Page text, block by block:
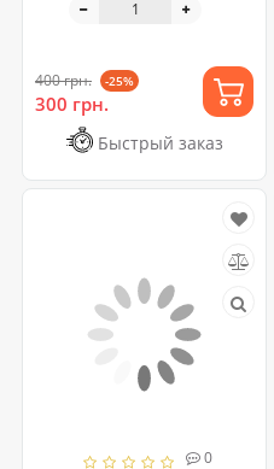
400 грн. -25%
300 грн.
Быстрый заказ
0